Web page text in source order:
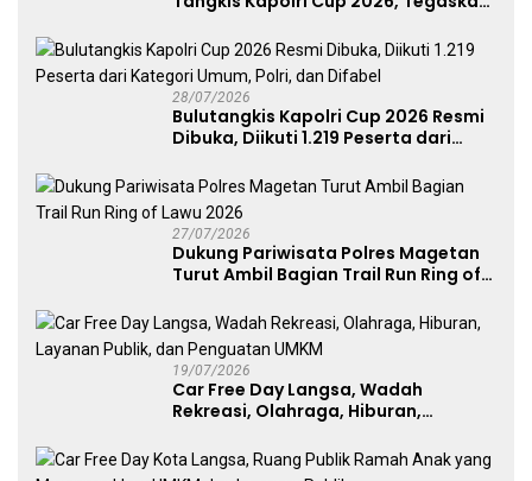
Atlet Nasional
28/07/2026
Bulutangkis Kapolri Cup 2026 Resmi
Dibuka, Diikuti 1.219 Peserta dari
27/07/2026
Dukung Pariwisata Polres Magetan
Turut Ambil Bagian Trail Run Ring of
19/07/2026
Car Free Day Langsa, Wadah
Rekreasi, Olahraga, Hiburan,
UMKM